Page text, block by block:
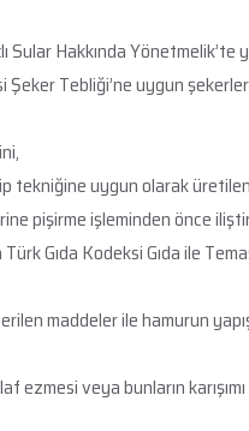
Hakkında
Şeker Tebliği’ne uygun
tekniğine uygun olarak
pişirme işleminden önce
Gıda Kodeksi Gıda ile
maddeler ile hamurun
ezmesi veya bunların